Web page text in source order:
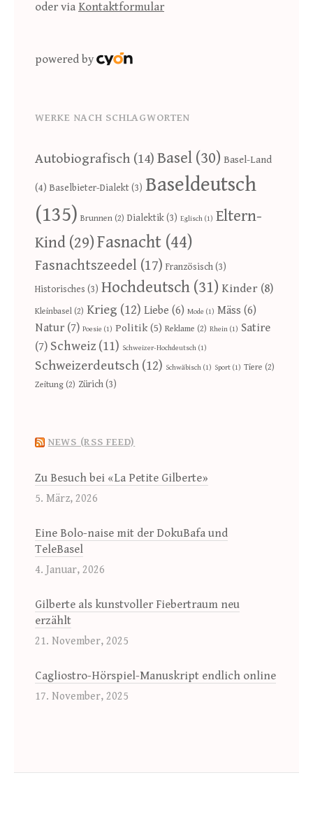
oder via Kontaktformular
powered by
WERKE NACH SCHLAGWORTEN
Autobiografisch (14) Basel (30) Basel-Land
(4) Baselbieter-Dialekt(3) Baseldeutsch
(135) Brunnen (2) Dialektik(3) Eglisch (1) Eltern-
Kind (29)Fasnacht (44)
Fasnachtszeedel (17) Französisch(3)
Historisches (3) Hochdeutsch (31) Kinder (8)
Kleinbasel (2) Krieg (12) Liebe (6) Mode (1) Mäss (6)
Natur (7) Poesie (1) Politik (5) Reklame (2) Rhein (1) Satire
(7) Schweiz (11) Schweizer-Hochdeutsch (1)
Schweizerdeutsch (12) Schwäbisch (1) Sport (1) Tiere (2)
Zeitung (2) Zürich(3)
NEWS (RSS FEED)
Zu Besuch bei «La Petite Gilberte»
5. März, 2026
Eine Bolo-naise mit der DokuBafa und
TeleBasel
4. Januar, 2026
Gilberte als kunstvoller Fiebertraum neu
erzählt
21. November, 2025
Cagliostro-Hörspiel-Manuskript endlich online
17. November, 2025